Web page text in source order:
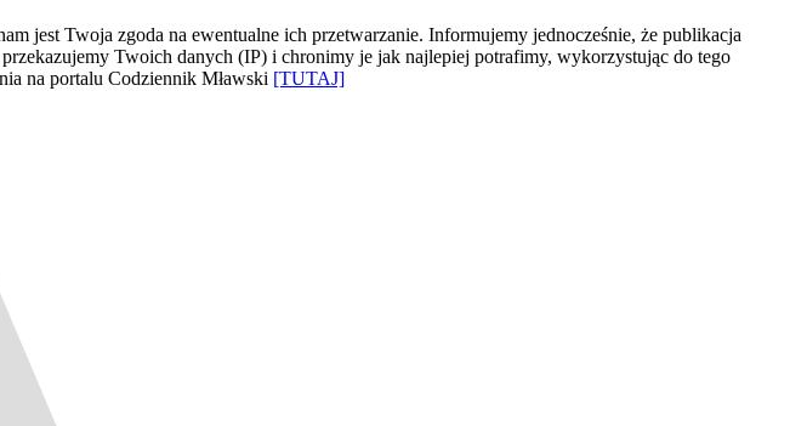
jest Twoja zgoda na ewentualne ich przetwarzanie. Informujemy jednocześnie, że publikacja
Twoich danych (IP) i chronimy je jak najlepiej potrafimy, wykorzystując do tego
na portalu Codziennik Mławski [TUTAJ]